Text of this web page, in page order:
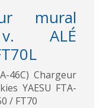
mural
ALÉ
46C) Chargeur
YAESU FTA-
/ FT70